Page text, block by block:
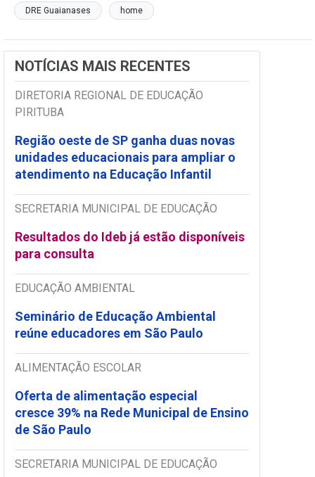
DRE Guaianases home
NOTÍCIAS MAIS RECENTES
DIRETORIA REGIONAL DE EDUCAÇÃO
PIRITUBA
Região oeste de SP ganha duas novas
unidades educacionais para ampliar o
atendimento na Educação Infantil
SECRETARIA MUNICIPAL DE EDUCAÇÃO
Resultados do Ideb já estão disponíveis
para consulta
EDUCAÇÃO AMBIENTAL
Seminário de Educação Ambiental
reúne educadores em São Paulo
ALIMENTAÇÃO ESCOLAR
Oferta de alimentação especial
cresce 39% na Rede Municipal de Ensino
de São Paulo
SECRETARIA MUNICIPAL DE EDUCAÇÃO